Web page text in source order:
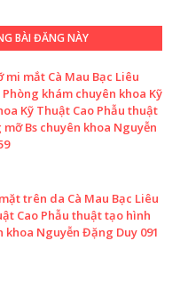
BÀI ĐĂNG NÀY
mắt Cà Mau Bạc Liêu
khám chuyên khoa Kỹ
Kỹ Thuật Cao Phẫu thuật
Bs chuyên khoa Nguyễn
trên da Cà Mau Bạc Liêu
Cao Phẫu thuật tạo hình
Nguyễn Đặng Duy 091